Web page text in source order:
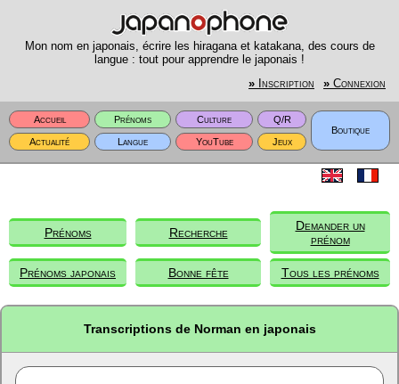
Mon nom en japonais, écrire les hiragana et katakana, des cours de
langue : tout pour apprendre le japonais !
» Inscription » Connexion
Accueil Prénoms Culture
Q/R
Boutique
Actualité
Langue YouTube Jeux
Prénoms Recherche
Demander un
prénom
Prénoms japonais Bonne fête Tous les prénoms
Transcriptions de Norman en japonais